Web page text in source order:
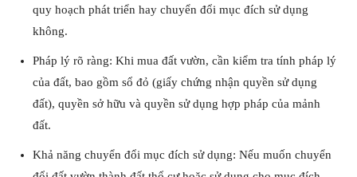
quy hoạch phát triển hay chuyển đổi mục đích sử dụng
không.
Pháp lý rõ ràng: Khi mua đất vườn, cần kiểm tra tính pháp lý
của đất, bao gồm sổ đỏ (giấy chứng nhận quyền sử dụng
đất), quyền sở hữu và quyền sử dụng hợp pháp của mảnh
đất.
Khả năng chuyển đổi mục đích sử dụng: Nếu muốn chuyển